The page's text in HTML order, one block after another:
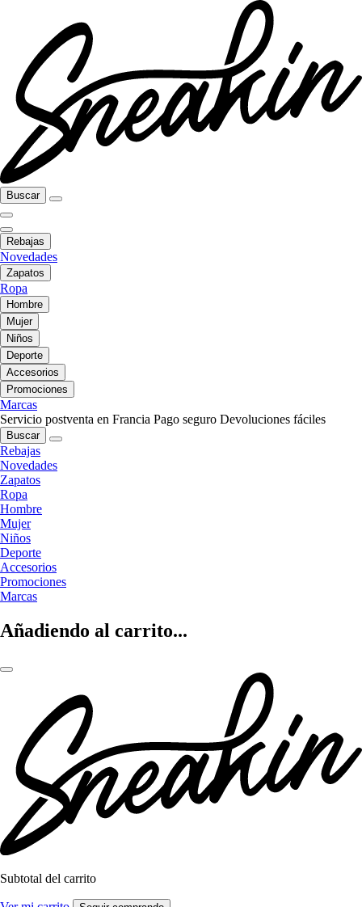
Buscar
Rebajas
Novedades
Zapatos
Ropa
Hombre
Mujer
Niños
Deporte
Accesorios
Promociones
Marcas
Servicio postventa en Francia Pago seguro Devoluciones fáciles
Buscar
Rebajas
Novedades
Zapatos
Ropa
Hombre
Mujer
Niños
Deporte
Accesorios
Promociones
Marcas
Añadiendo al carrito...
Subtotal del carrito